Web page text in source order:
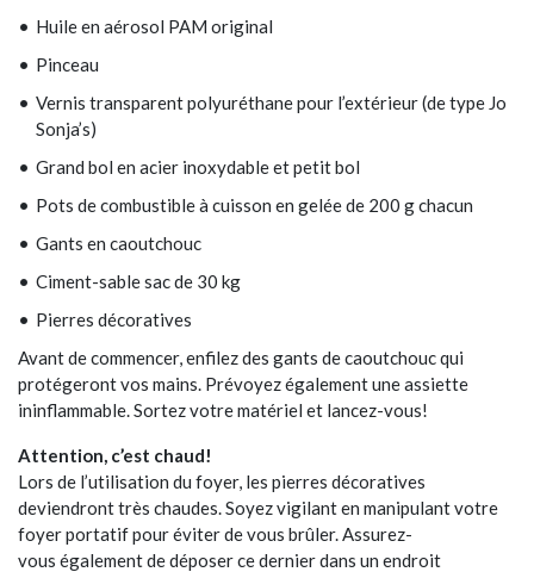
Huile en aérosol PAM original
Pinceau
Vernis transparent polyuréthane pour l’extérieur (de type Jo
Sonja’s)
Grand bol en acier inoxydable et petit bol
Pots de combustible à cuisson en gelée de 200 g chacun
Gants en caoutchouc
Ciment-sable sac de 30 kg
Pierres décoratives
Avant de commencer, enfilez des gants de caoutchouc qui
protégeront vos mains. Prévoyez également une assiette
ininflammable. Sortez votre matériel et lancez-vous!
Attention, c’est chaud!
Lors de l’utilisation du foyer, les pierres décoratives
deviendront très chaudes. Soyez vigilant en manipulant votre
foyer portatif pour éviter de vous brûler. Assurez-
vous également de déposer ce dernier dans un endroit